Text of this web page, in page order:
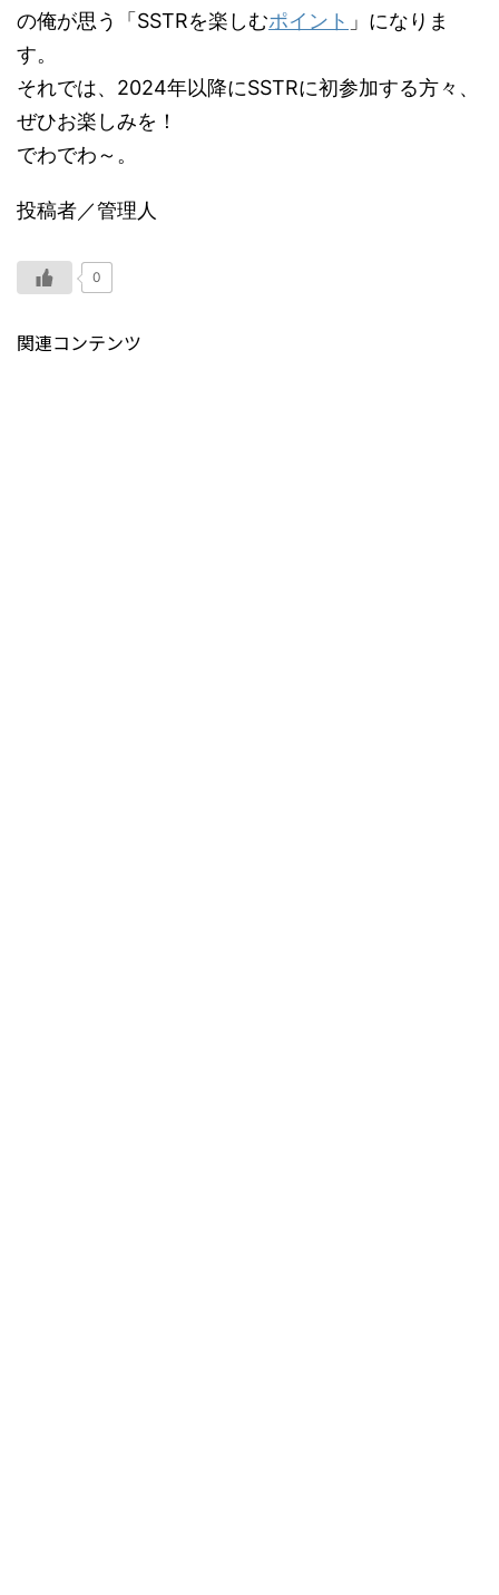
の俺が思う「SSTRを楽しむポイント 」になりま
す。
それでは、2024年以降にSSTRに初参加する方々、
ぜひお楽しみを！
でわでわ～。
投稿者／管理人
0
関連コンテンツ